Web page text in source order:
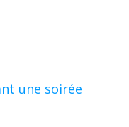
une soirée